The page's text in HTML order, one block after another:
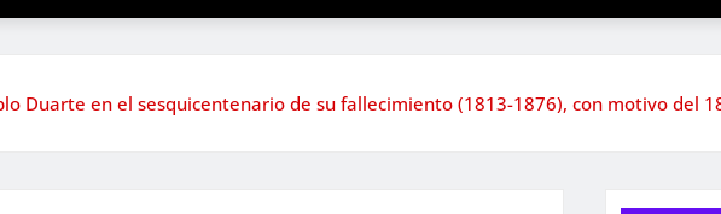
Duarte en el sesquicentenario de su fallecimiento (1813-1876), con motivo del